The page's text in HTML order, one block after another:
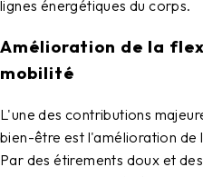
lignes énergétiques du corps.
Amélioration de la
mobilité
L'une des contributions
bien-être est l'amélioration de
Par des étirements doux et